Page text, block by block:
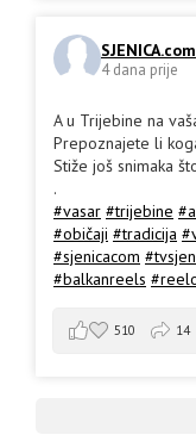
SJENICA.com
4 dana prije
A u Trijebine na
Prepoznajete li
Stiže još snimaka
.
#vasar #trijebine
#običaji #tradicija
#sjenicacom
#balkanreels
510 14